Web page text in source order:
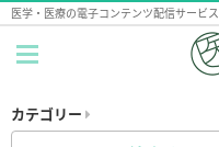
医学・医療の電子コンテンツ配信サービス
カテゴリー